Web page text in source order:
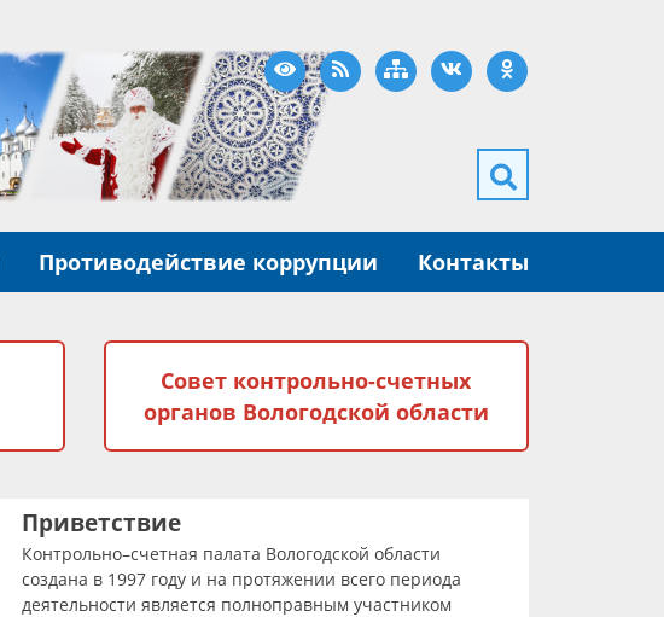
Версия для слабовидящих
RSS Карта сайта
ВКонтактеОдноклассники
Противодействие коррупции Контакты
Совет контрольно-счетных
органов Вологодской области
Приветствие
Контрольно–счетная палата Вологодской области
создана в 1997 году и на протяжении всего периода
деятельности является полноправным участником